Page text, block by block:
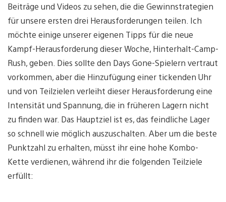
Beiträge und Videos zu sehen, die die Gewinnstrategien
für unsere ersten drei Herausforderungen teilen. Ich
möchte einige unserer eigenen Tipps für die neue
Kampf-Herausforderung dieser Woche, Hinterhalt-Camp-
Rush, geben. Dies sollte den Days Gone-Spielern vertraut
vorkommen, aber die Hinzufügung einer tickenden Uhr
und von Teilzielen verleiht dieser Herausforderung eine
Intensität und Spannung, die in früheren Lagern nicht
zu finden war. Das Hauptziel ist es, das feindliche Lager
so schnell wie möglich auszuschalten. Aber um die beste
Punktzahl zu erhalten, müsst ihr eine hohe Kombo-
Kette verdienen, während ihr die folgenden Teilziele
erfüllt: